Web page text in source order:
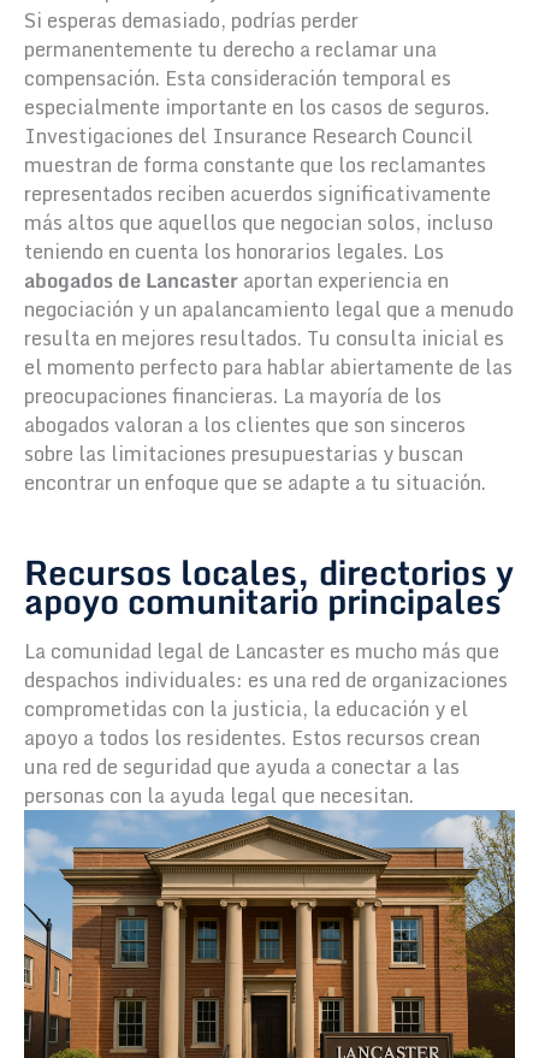
Si esperas demasiado, podrías perder
permanentemente tu derecho a reclamar una
compensación. Esta consideración temporal es
especialmente importante en los casos de seguros.
Investigaciones del Insurance Research Council
muestran de forma constante que los reclamantes
representados reciben acuerdos significativamente
más altos que aquellos que negocian solos, incluso
teniendo en cuenta los honorarios legales. Los
abogados de Lancasteraportan experiencia en
negociación y un apalancamiento legal que a menudo
resulta en mejores resultados. Tu consulta inicial es
el momento perfecto para hablar abiertamente de las
preocupaciones financieras. La mayoría de los
abogados valoran a los clientes que son sinceros
sobre las limitaciones presupuestarias y buscan
encontrar un enfoque que se adapte a tu situación.
Recursos locales, directorios y
apoyo comunitario principales
La comunidad legal de Lancaster es mucho más que
despachos individuales: es una red de organizaciones
comprometidas con la justicia, la educación y el
apoyo a todos los residentes. Estos recursos crean
una red de seguridad que ayuda a conectar a las
personas con la ayuda legal que necesitan.